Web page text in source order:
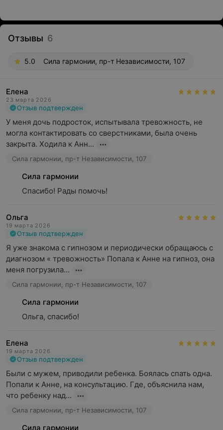
Отзывы 6
5.0 Сила гармонии, пр-т Независимости, 107
Елена
23 марта 2026
Отзыв подтвержден
У меня дочь подросток, испытывала тревожность, не
могла контактировать со сверстниками, была очень
закрыта. Ходила к Анн...
Сила гармонии, пр-т Независимости, 107
Сила гармонии
Спасибо! Рады помочь!
Ольга
19 марта 2026
Отзыв подтвержден
Я уже знакома с гипнозом и периодически обращаюсь с
диагнозом « тревожность» Попала к Анне на гипноз, она
меня погрузила...
Сила гармонии, пр-т Независимости, 107
Сила гармонии
Ольга, спасибо!
Елена
19 марта 2026
Отзыв подтвержден
Были с мужем, приводили ребенка. Боялась спать одна.
Попали к Анне, на консультацию. Где, объяснила нам,
что ребенку над...
Сила гармонии, пр-т Независимости, 107
Сила гармонии